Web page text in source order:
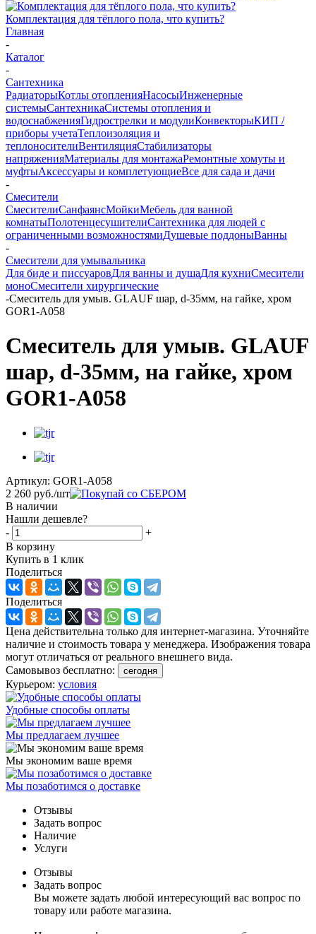
Комплектация для тёплого пола, что купить?
Главная
-
Каталог
-
Сантехника
РадиаторыКотлы отопленияНасосыИнженерные
системыСантехникаСистемы отопления и
водоснабженияГидрострелки и модулиКонвекторыКИП /
приборы учетаТеплоизоляция и
теплоносителиВентиляцияСтабилизаторы
напряженияМатериалы для монтажаРемонтные хомуты и
муфтыАксессуары и комплетующиеВсе для сада и дачи
-
Смесители
СмесителиСанфаянсМойкиМебель для ванной
комнатыПолотенцесушителиСантехника для людей с
ограниченными возможностямиДушевые поддоныВанны
-
Смесители для умывальника
Для биде и писсуаровДля ванны и душаДля кухниСмесители
моноСмесители хирургические
-Смеситель для умыв. GLAUF шар, d-35мм, на гайке, хром
GOR1-A058
Смеситель для умыв. GLAUF
шар, d-35мм, на гайке, хром
GOR1-A058
Артикул: GOR1-A058
2 260 руб./шт
В наличии
Нашли дешевле?
-
+
В корзину
Купить в 1 клик
Поделиться
Поделиться
Цена действительна только для интернет-магазина. Уточняйте
наличие и стоимость товара у менеджера. Изображения товара
могут отличаться от реального внешнего вида.
Самовывоз бесплатно:
сегодня
Курьером: условия
Удобные способы оплаты
Мы предлагаем лучшее
Мы экономим ваше время
Мы позаботимся о доставке
Отзывы
Задать вопрос
Наличие
Услуги
Отзывы
Задать вопрос
Вы можете задать любой интересующий вас вопрос по
товару или работе магазина.